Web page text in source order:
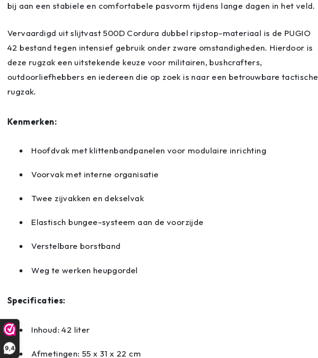
9,4
bij aan een stabiele en comfortabele pasvorm tijdens lange dagen in het veld.
Vervaardigd uit slijtvast 500D Cordura dubbel ripstop-materiaal is de PUGIO
42 bestand tegen intensief gebruik onder zware omstandigheden. Hierdoor is
deze rugzak een uitstekende keuze voor militairen, bushcrafters,
outdoorliefhebbers en iedereen die op zoek is naar een betrouwbare tactische
rugzak.
Kenmerken:
Hoofdvak met klittenbandpanelen voor modulaire inrichting
Voorvak met interne organisatie
Twee zijvakken en dekselvak
Elastisch bungee-systeem aan de voorzijde
Verstelbare borstband
Weg te werken heupgordel
Specificaties:
Inhoud: 42 liter
Afmetingen: 55 x 31 x 22 cm